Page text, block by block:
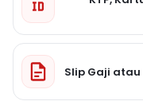
Slip Gaji